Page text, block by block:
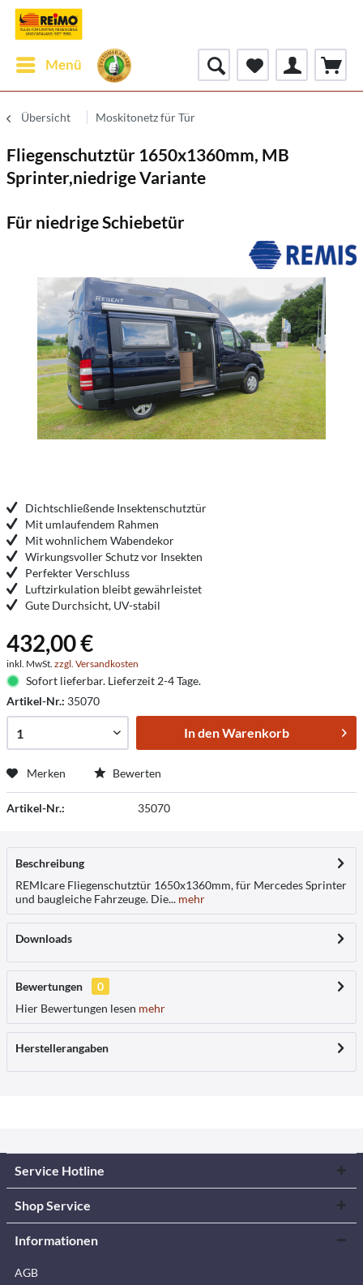
Menü
Übersicht Moskitonetz für Tür
Fliegenschutztür 1650x1360mm, MB
Sprinter,niedrige Variante
Für niedrige Schiebetür
Dichtschließende Insektenschutztür
Mit umlaufendem Rahmen
Mit wohnlichem Wabendekor
Wirkungsvoller Schutz vor Insekten
Perfekter Verschluss
Luftzirkulation bleibt gewährleistet
Gute Durchsicht, UV-stabil
432,00 €
inkl. MwSt. zzgl. Versandkosten
Sofort lieferbar. Lieferzeit 2-4 Tage.
Artikel-Nr.: 35070
In denWarenkorb
Merken Bewerten
Artikel-Nr.: 35070
Beschreibung
REMIcare Fliegenschutztür 1650x1360mm, für Mercedes Sprinter
und baugleiche Fahrzeuge. Die... mehr
Downloads
Bewertungen
0
Hier Bewertungen lesen mehr
Herstellerangaben
Service Hotline
Shop Service
Informationen
AGB